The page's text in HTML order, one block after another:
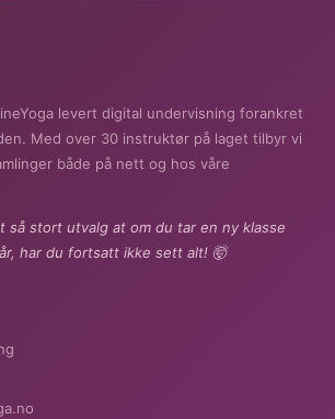
levert digital undervisning forankret
Med over 30 instruktør på laget tilbyr vi
både på nett og hos våre
så stort utvalg at om du tar en ny klasse
har du fortsatt ikke sett alt! 🤯